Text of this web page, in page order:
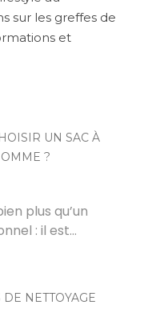
sur les greffes de
et
UN SAC À
?
plus qu’un
: il est…
NETTOYAGE